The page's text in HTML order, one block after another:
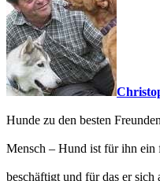
Hunde zu den besten
Mensch – Hund ist für ihn ein
beschäftigt und für das er